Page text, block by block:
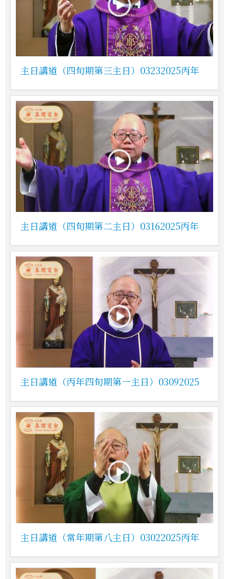
主日講道（四旬期第三主日）03232025丙年
主日講道（四旬期第二主日）03162025丙年
主日講道（丙年四旬期第一主日）03092025
主日講道（常年期第八主日）03022025丙年